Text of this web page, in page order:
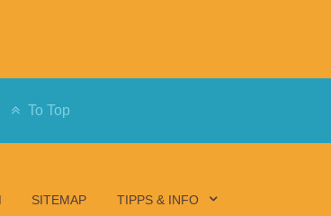
To Top
SITEMAP TIPPS & INFO